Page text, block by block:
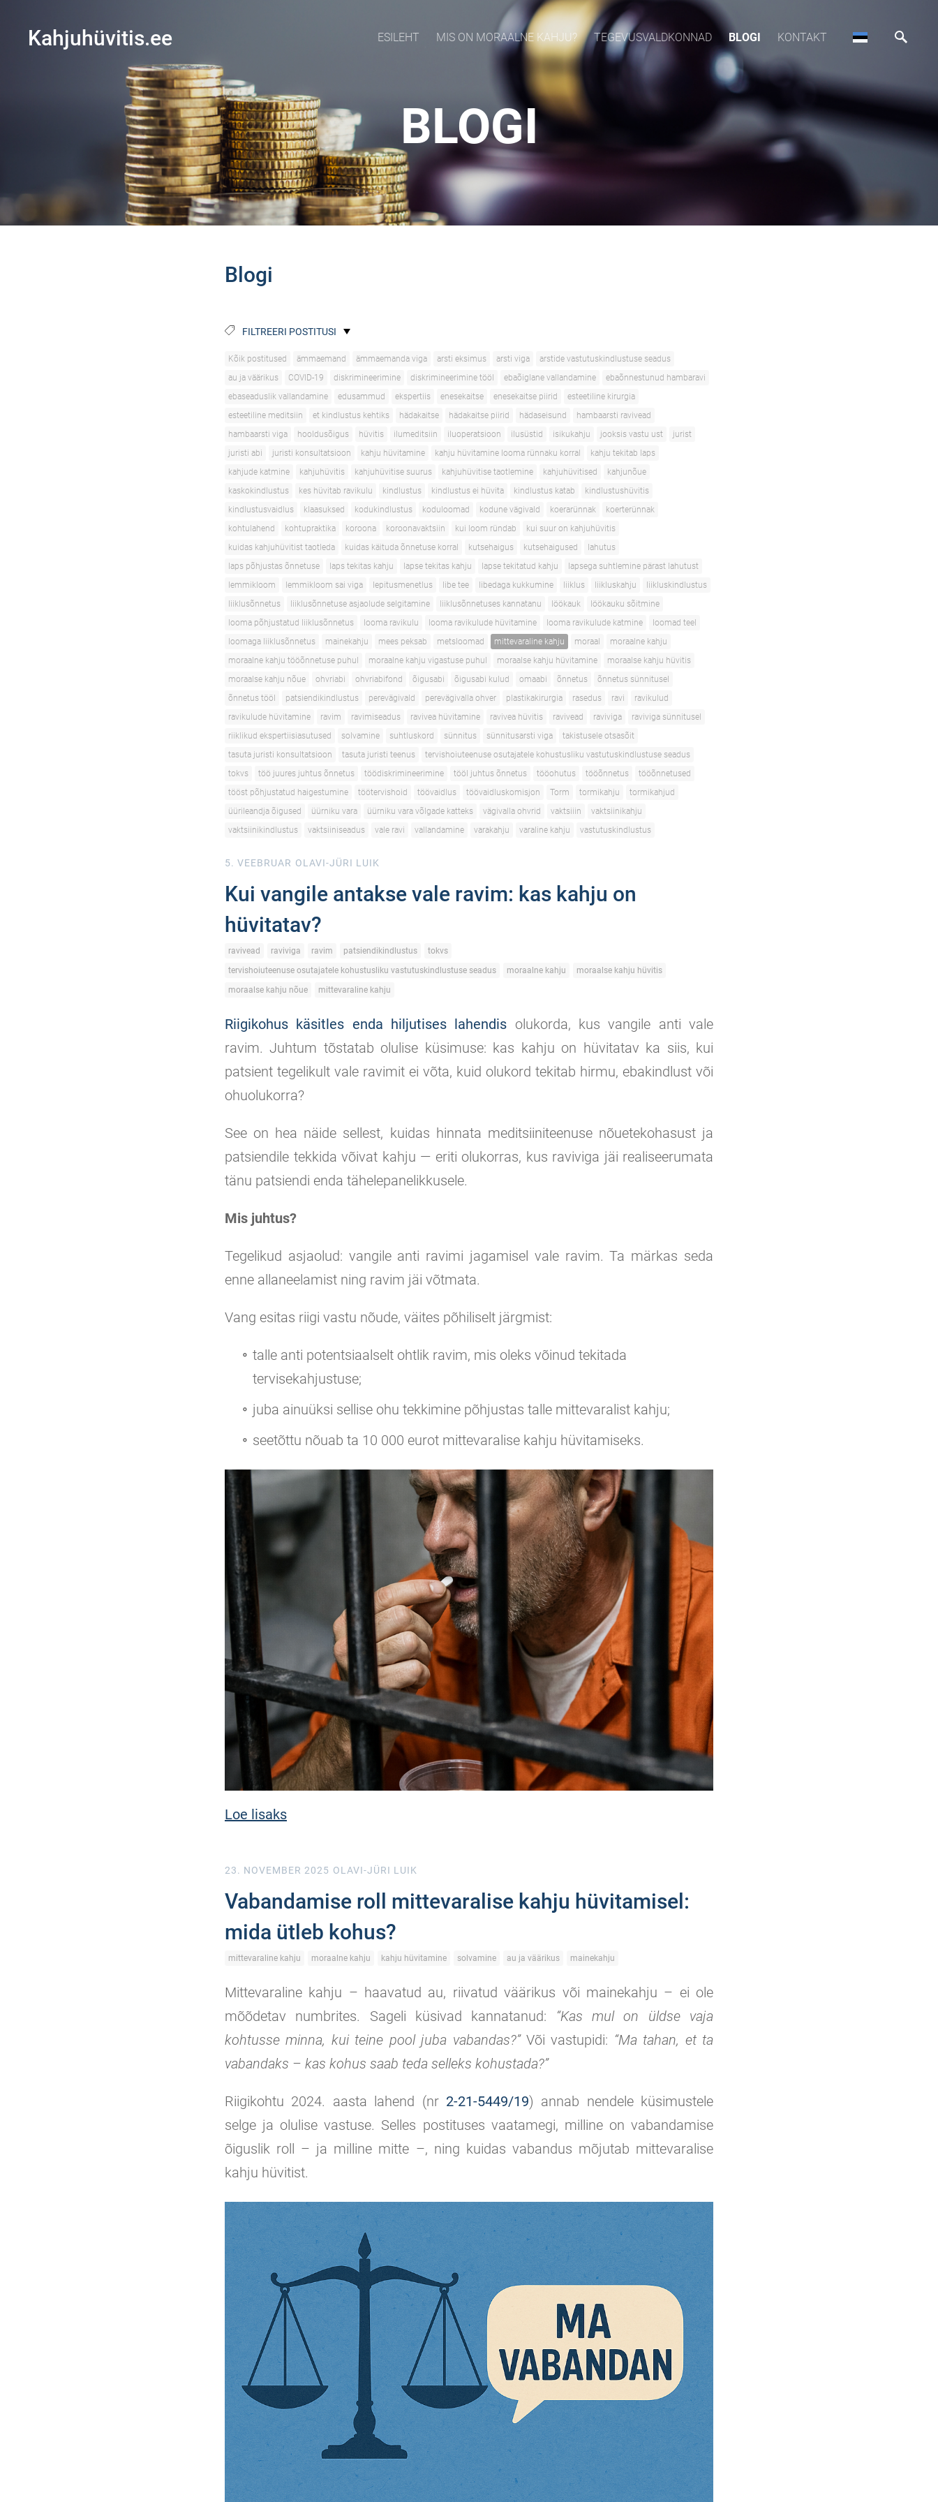
Kahjuhüvitis.ee ESILEHT MIS ON MORAALNE KAHJU? TEGEVUSVALDKONNAD BLOGI KONTAKT
BLOGI
Blogi
FILTREERI POSTITUSI
Kõik postitused ämmaemand ämmaemanda viga arsti eksimus arsti viga
arstide vastutuskindlustuse seadus
au ja väärikus
COVID-19 diskrimineerimine diskrimineerimine tööl ebaõiglane vallandamine
ebaõnnestunud hambaravi
ebaseaduslik vallandamine
edusammud ekspertiis enesekaitse enesekaitse piirid
esteetiline kirurgia
esteetiline meditsiin
et kindlustus kehtiks hädakaitse hädakaitse piirid hädaseisund
hambaarsti ravivead
hambaarsti viga
hooldusõigus hüvitis ilumeditsiin iluoperatsioon ilusüstid isikukahju jooksis vastu ust
jurist
juristi abi
juristi konsultatsioon kahju hüvitamine kahju hüvitamine looma rünnaku korral
kahju tekitab laps
kahjude katmine
kahjuhüvitis kahjuhüvitise suurus kahjuhüvitise taotlemine kahjuhüvitised
kahjunõue
kaskokindlustus
kes hüvitab ravikulu kindlustus kindlustus ei hüvita kindlustus katab
kindlustushüvitis
kindlustusvaidlus
klaasuksed kodukindlustus koduloomad kodune vägivald koerarünnak
koerterünnak
kohtulahend
kohtupraktika koroona koroonavaktsiin kui loom ründab
kui suur on kahjuhüvitis
kuidas kahjuhüvitist taotleda
kuidas käituda õnnetuse korral kutsehaigus kutsehaigused
lahutus
laps põhjustas õnnetuse
laps tekitas kahju lapse tekitas kahju lapse tekitatud kahju
lapsega suhtlemine pärast lahutust
lemmikloom
lemmikloom sai viga lepitusmenetlus libe tee libedaga kukkumine liiklus liikluskahju
liikluskindlustus
liiklusõnnetus
liiklusõnnetuse asjaolude selgitamine liiklusõnnetuses kannatanu löökauk
löökauku sõitmine
looma põhjustatud liiklusõnnetus
looma ravikulu looma ravikulude hüvitamine looma ravikulude katmine
loomad teel
loomaga liiklusõnnetus
mainekahju mees peksab metsloomad mittevaraline kahju moraal
moraalne kahju
moraalne kahju tööõnnetuse puhul
moraalne kahju vigastuse puhul moraalse kahju hüvitamine
moraalse kahju hüvitis
moraalse kahju nõue
ohvriabi ohvriabifond õigusabi õigusabi kulud omaabi õnnetus
õnnetus sünnitusel
õnnetus tööl
patsiendikindlustus perevägivald perevägivalla ohver plastikakirurgia rasedus ravi
ravikulud
ravikulude hüvitamine
ravim ravimiseadus ravivea hüvitamine ravivea hüvitis ravivead raviviga
raviviga sünnitusel
riiklikud ekspertiisiasutused
solvamine suhtluskord sünnitus sünnitusarsti viga
takistusele otsasõit
tasuta juristi konsultatsioon
tasuta juristi teenus
tervishoiuteenuse osutajatele kohustusliku vastutuskindlustuse seadus
tokvs
töö juures juhtus õnnetus töödiskrimineerimine tööl juhtus õnnetus tööohutus tööõnnetus
tööõnnetused
tööst põhjustatud haigestumine
töötervishoid töövaidlus töövaidluskomisjon Torm tormikahju
tormikahjud
üürileandja õigused
üürniku vara üürniku vara võlgade katteks vägivalla ohvrid vaktsiiin
vaktsiinikahju
vaktsiinikindlustus
vaktsiiniseadus vale ravi vallandamine varakahju varaline kahju vastutuskindlustus
5. VEEBRUAR OLAVI-JÜRI LUIK
Kui vangile antakse vale ravim: kas kahju on
hüvitatav?
ravivead raviviga ravim patsiendikindlustus
tokvs
tervishoiuteenuse osutajatele kohustusliku vastutuskindlustuse seadus
moraalne kahju
moraalse kahju hüvitis
moraalse kahju nõue
mittevaraline kahju
Riigikohus käsitles enda hiljutises lahendis olukorda, kus vangile anti vale
ravim. Juhtum tõstatab olulise küsimuse: kas kahju on hüvitatav ka siis, kui
patsient tegelikult vale ravimit ei võta, kuid olukord tekitab hirmu, ebakindlust või
ohuolukorra?
See on hea näide sellest, kuidas hinnata meditsiiniteenuse nõuetekohasust ja
patsiendile tekkida võivat kahju — eriti olukorras, kus raviviga jäi realiseerumata
tänu patsiendi enda tähelepanelikkusele.
Mis juhtus?
Tegelikud asjaolud: vangile anti ravimi jagamisel vale ravim. Ta märkas seda
enne allaneelamist ning ravim jäi võtmata.
Vang esitas riigi vastu nõude, väites põhiliselt järgmist:
talle anti potentsiaalselt ohtlik ravim, mis oleks võinud tekitada
tervisekahjustuse;
juba ainuüksi sellise ohu tekkimine põhjustas talle mittevaralist kahju;
seetõttu nõuab ta 10 000 eurot mittevaralise kahju hüvitamiseks.
Loe lisaks
23. NOVEMBER 2025 OLAVI-JÜRI LUIK
Vabandamise roll mittevaralise kahju hüvitamisel:
mida ütleb kohus?
mittevaraline kahju moraalne kahju kahju hüvitamine solvamine au ja väärikus mainekahju
Mittevaraline kahju – haavatud au, riivatud väärikus või mainekahju – ei ole
mõõdetav numbrites. Sageli küsivad kannatanud: “Kas mul on üldse vaja
kohtusse minna, kui teine pool juba vabandas?”Või vastupidi: “Ma tahan, et ta
vabandaks – kas kohus saab teda selleks kohustada?”
Riigikohtu 2024. aasta lahend (nr 2-21-5449/19) annab nendele küsimustele
selge ja olulise vastuse. Selles postituses vaatamegi, milline on vabandamise
õiguslik roll – ja milline mitte –, ning kuidas vabandus mõjutab mittevaralise
kahju hüvitist.